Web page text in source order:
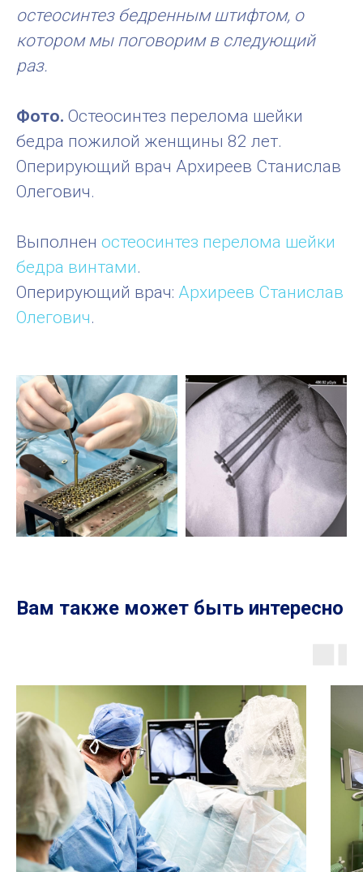
остеосинтез бедренным штифтом, о
котором мы поговорим в следующий
раз.
Фото. Остеосинтез перелома шейки
бедра пожилой женщины 82 лет.
Оперирующий врач Архиреев Станислав
Олегович.
Выполнен остеосинтез перелома шейки
бедра винтами.
Оперирующий врач: Архиреев Станислав
Олегович.
Вам также может быть интересно